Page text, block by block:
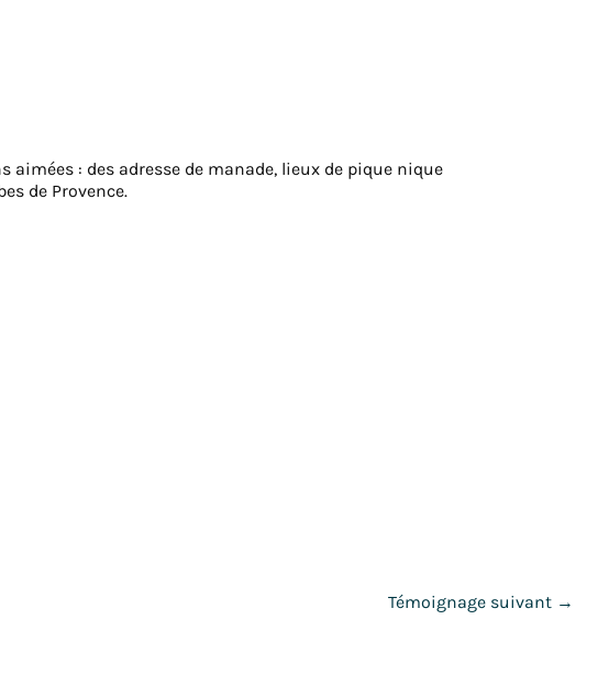
: des adresse de manade, lieux de pique nique
de Provence.
Témoignage suivant →